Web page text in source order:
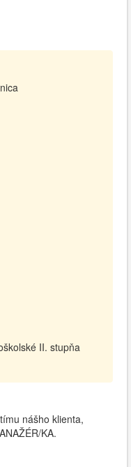
II. stupňa
nášho klienta,
KA.